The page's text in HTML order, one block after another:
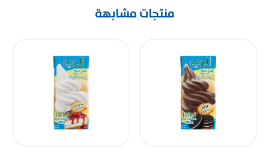
منتجات مشابهة